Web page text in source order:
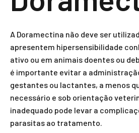
A Doramectina não deve ser
apresentem hipersensibilidade
ativo ou em animais doentes ou
é importante evitar a
gestantes ou lactantes, a menos
necessário e sob orientação
inadequado pode levar a
parasitas ao tratamento.